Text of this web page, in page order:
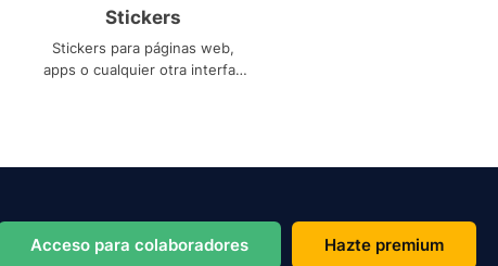
Stickers
Stickers para páginas web,
apps o cualquier otra interfaz
Acceso para colaboradores Hazte premium